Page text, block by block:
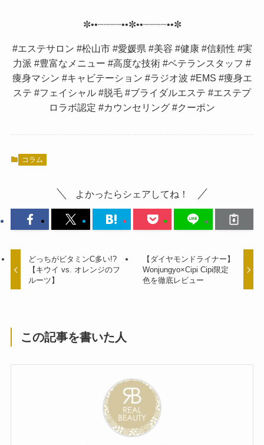
✼••┈┈┈┈••✼••┈┈┈┈••✼
#エステサロン #松山市 #愛媛県 #美容 #健康 #信頼性 #実
力派 #豊富なメニュー #高度な技術 #ベテランスタッフ #
痩身マシン #キャビテーション #ラジオ波 #EMS #痩身エ
ステ #フェイシャル #脱毛 #ブライダルエステ #エステプ
ロラボ認定 #カウンセリング #クーポン
コラム
よかったらシェアしてね！
どっちがビタミンC多い!?
【キウイ vs. オレンジのフ
ルーツ】
【ダイヤモンドライナー】
Wonjungyo×Cipi Cipi限定
色を徹底レビュー
この記事を書いた人